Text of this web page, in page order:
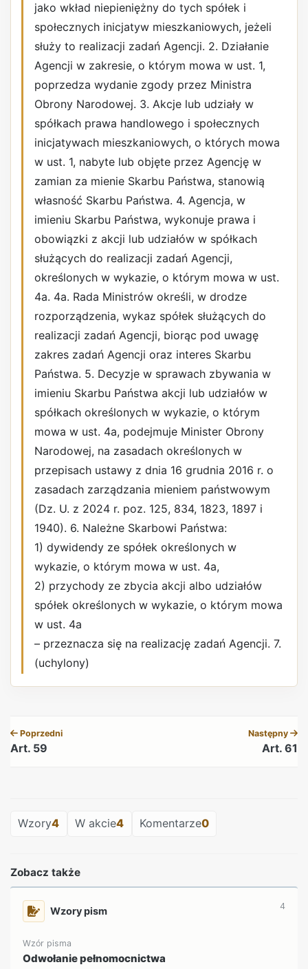
jako wkład niepieniężny do tych spółek i
społecznych inicjatyw mieszkaniowych, jeżeli
służy to realizacji zadań Agencji. 2. Działanie
Agencji w zakresie, o którym mowa w ust. 1,
poprzedza wydanie zgody przez Ministra
Obrony Narodowej. 3. Akcje lub udziały w
spółkach prawa handlowego i społecznych
inicjatywach mieszkaniowych, o których mowa
w ust. 1, nabyte lub objęte przez Agencję w
zamian za mienie Skarbu Państwa, stanowią
własność Skarbu Państwa. 4. Agencja, w
imieniu Skarbu Państwa, wykonuje prawa i
obowiązki z akcji lub udziałów w spółkach
służących do realizacji zadań Agencji,
określonych w wykazie, o którym mowa w ust.
4a. 4a. Rada Ministrów określi, w drodze
rozporządzenia, wykaz spółek służących do
realizacji zadań Agencji, biorąc pod uwagę
zakres zadań Agencji oraz interes Skarbu
Państwa. 5. Decyzje w sprawach zbywania w
imieniu Skarbu Państwa akcji lub udziałów w
spółkach określonych w wykazie, o którym
mowa w ust. 4a, podejmuje Minister Obrony
Narodowej, na zasadach określonych w
przepisach ustawy z dnia 16 grudnia 2016 r. o
zasadach zarządzania mieniem państwowym
(Dz. U. z 2024 r. poz. 125, 834, 1823, 1897 i
1940). 6. Należne Skarbowi Państwa:
1) dywidendy ze spółek określonych w
wykazie, o którym mowa w ust. 4a,
2) przychody ze zbycia akcji albo udziałów
spółek określonych w wykazie, o którym mowa
w ust. 4a
– przeznacza się na realizację zadań Agencji. 7.
(uchylony)
Poprzedni
Art. 59
Następny
Art. 61
Wzory4 W akcie4 Komentarze0
Zobacz także
Wzory pism 4
Wzór pisma
Odwołanie pełnomocnictwa